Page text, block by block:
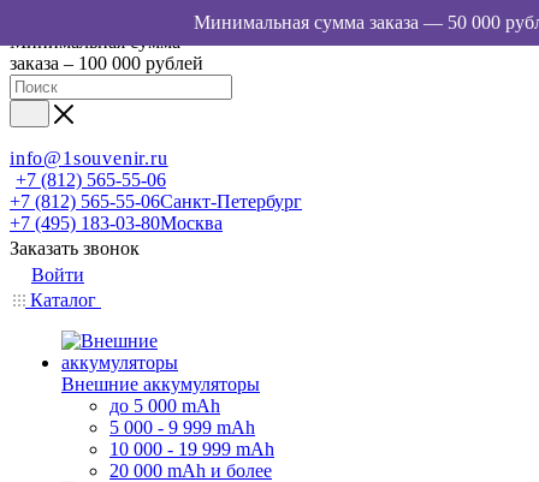
Минимальная сумма
заказа – 100 000 рублей
info@1souvenir.ru
+7 (812) 565-55-06
+7 (812) 565-55-06Санкт-Петербург
+7 (495) 183-03-80Москва
Заказать звонок
Войти
Каталог
Внешние аккумуляторы
до 5 000 mAh
5 000 - 9 999 mAh
10 000 - 19 999 mAh
20 000 mAh и более